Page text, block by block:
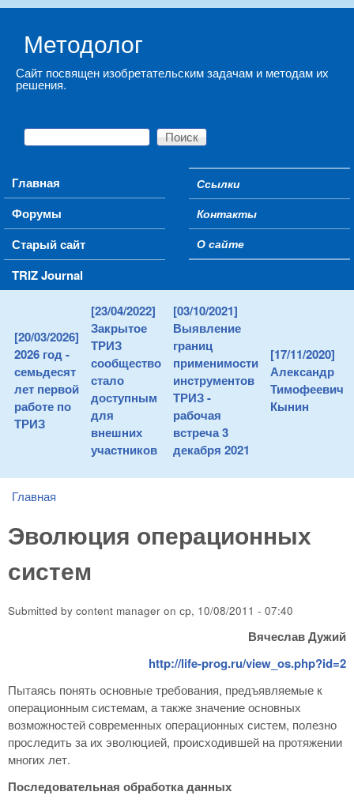
Методолог
Сайт посвящен изобретательским задачам и методам их
решения.
Форма поиска
Поиск
Main menu
Главная
Форумы
Старый сайт
TRIZ Journal
Secondary menu
Ссылки
Контакты
О сайте
[20/03/2026]
2026 год -
семьдесят
лет первой
работе по
ТРИЗ
[23/04/2022]
Закрытое
ТРИЗ
сообщество
стало
доступным
для
внешних
участников
[03/10/2021]
Выявление
границ
применимости
инструментов
ТРИЗ -
рабочая
встреча 3
декабря 2021
[17/11/2020]
Александр
Тимофеевич
Кынин
You are here
Главная
Эволюция операционных
систем
Submitted by content manager on ср, 10/08/2011 - 07:40
Вячеслав Дужий
http://life-prog.ru/view_os.php?id=2
Пытаясь понять основные требования, предъявляемые к
операционным системам, а также значение основных
возможностей современных операционных систем, полезно
проследить за их эволюцией, происходившей на протяжении
многих лет.
Последовательная обработка данных